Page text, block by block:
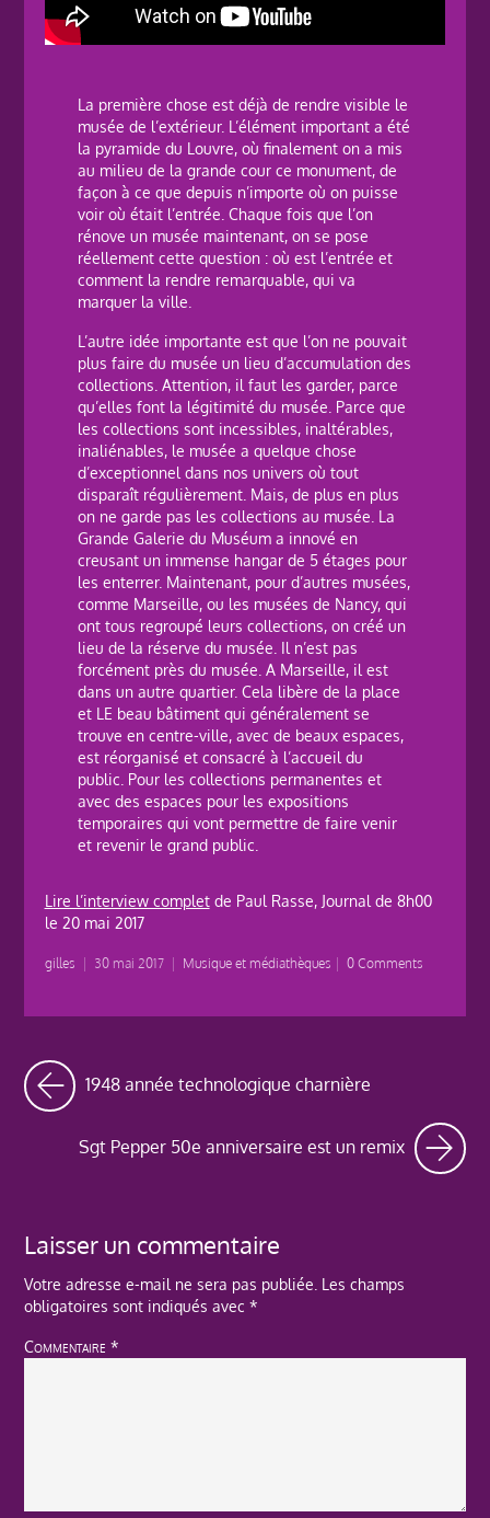
La première chose est déjà de rendre visible le
musée de l’extérieur. L’élément important a été
la pyramide du Louvre, où finalement on a mis
au milieu de la grande cour ce monument, de
façon à ce que depuis n’importe où on puisse
voir où était l’entrée. Chaque fois que l’on
rénove un musée maintenant, on se pose
réellement cette question : où est l’entrée et
comment la rendre remarquable, qui va
marquer la ville.
L’autre idée importante est que l’on ne pouvait
plus faire du musée un lieu d’accumulation des
collections. Attention, il faut les garder, parce
qu’elles font la légitimité du musée. Parce que
les collections sont incessibles, inaltérables,
inaliénables, le musée a quelque chose
d’exceptionnel dans nos univers où tout
disparaît régulièrement. Mais, de plus en plus
on ne garde pas les collections au musée. La
Grande Galerie du Muséum a innové en
creusant un immense hangar de 5 étages pour
les enterrer. Maintenant, pour d’autres musées,
comme Marseille, ou les musées de Nancy, qui
ont tous regroupé leurs collections, on créé un
lieu de la réserve du musée. Il n’est pas
forcément près du musée. A Marseille, il est
dans un autre quartier. Cela libère de la place
et LE beau bâtiment qui généralement se
trouve en centre-ville, avec de beaux espaces,
est réorganisé et consacré à l’accueil du
public. Pour les collections permanentes et
avec des espaces pour les expositions
temporaires qui vont permettre de faire venir
et revenir le grand public.
Lire l’interview completde Paul Rasse, Journal de 8h00
le 20 mai 2017
gilles | 30 mai 2017 | Musique et médiathèques | 0 Comments
1948 année technologique charnière
Sgt Pepper 50e anniversaire est un remix
Laisser un commentaire
Votre adresse e-mail ne sera pas publiée. Les champs
obligatoires sont indiqués avec*
Commentaire*